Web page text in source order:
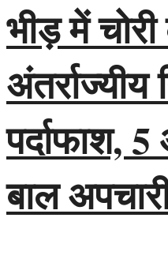
भीड़ में
अंतर्राज्यीय
पर्दाफाश,
बाल